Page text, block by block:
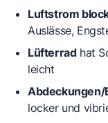
Luftstrom
Auslässe,
Lüfterradhat
leicht
Abdeckungen/
locker und